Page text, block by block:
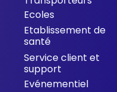
Ecoles
Etablissement de
santé
Service client et
support
Evénementiel